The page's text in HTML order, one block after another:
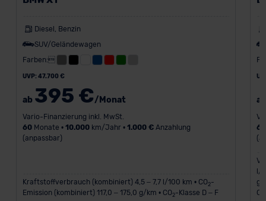
Diesel, Benzin
SUV/Geländewagen
Farben:
UVP: 47.700 €
ab 395 €/Monat
Vario-Finanzierung inkl. MwSt.
60Monate • 10.000km/Jahr • 1.000 €Anzahlung
(anpassbar)
Kraftstoffverbrauch (kombiniert) 4,5 – 7,7 l/100 km • CO 2-
Emission (kombiniert) 117,0 – 175,0 g/km • CO 2-Klasse D – F
60
l/
g/
CO